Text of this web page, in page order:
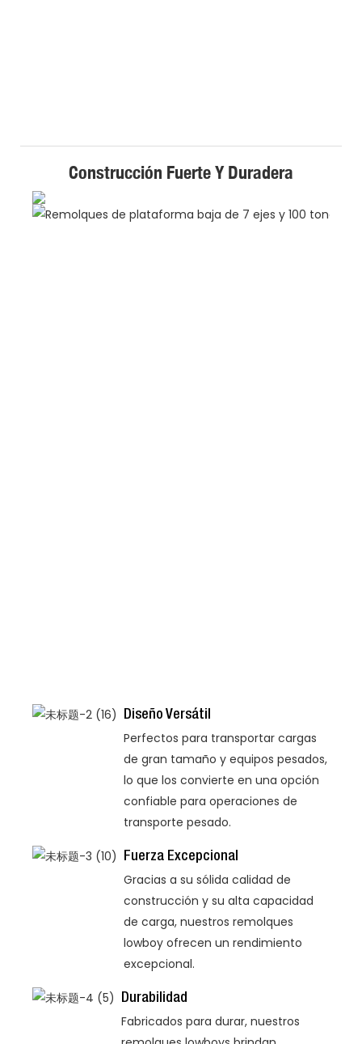
Construcción Fuerte Y Duradera
Diseño Versátil
Perfectos para transportar cargas
de gran tamaño y equipos pesados,
lo que los convierte en una opción
confiable para operaciones de
transporte pesado.
Fuerza Excepcional
Gracias a su sólida calidad de
construcción y su alta capacidad
de carga, nuestros remolques
lowboy ofrecen un rendimiento
excepcional.
Durabilidad
Fabricados para durar, nuestros